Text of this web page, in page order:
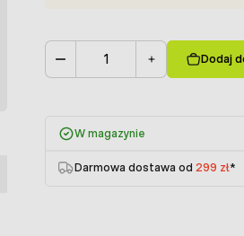
Dodaj
W magazynie
Darmowa dostawa od 299 zł*